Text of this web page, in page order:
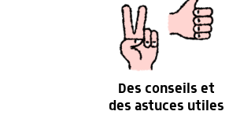
Des conseils et
des astuces utiles